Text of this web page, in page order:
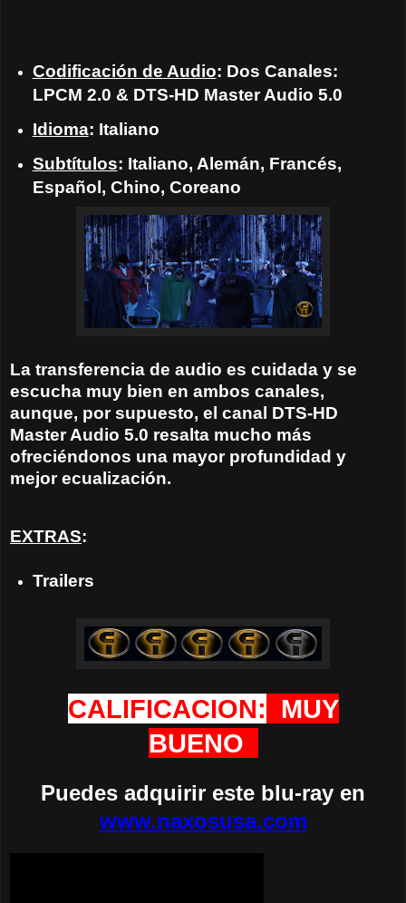
Codificación de Audio: Dos Canales:
LPCM 2.0 & DTS-HD Master Audio 5.0
Idioma: Italiano
Subtítulos: Italiano, Alemán, Francés,
Español, Chino, Coreano
La transferencia de audio es cuidada y se
escucha muy bien en ambos canales,
aunque, por supuesto, el canal DTS-HD
Master Audio 5.0 resalta mucho más
ofreciéndonos una mayor profundidad y
mejor ecualización.
EXTRAS:
Trailers
CALIFICACION:
MUY
BUENO
Puedes adquirir este blu-ray en
www.naxosusa.com